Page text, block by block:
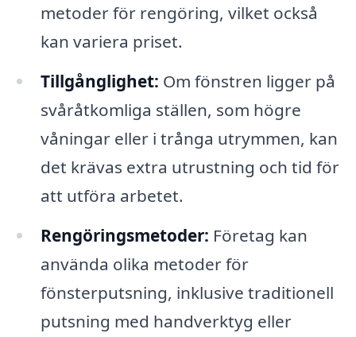
metoder för rengöring, vilket också
kan variera priset.
Tillgånglighet: Om fönstren ligger på
svåråtkomliga ställen, som högre
våningar eller i trånga utrymmen, kan
det krävas extra utrustning och tid för
att utföra arbetet.
Rengöringsmetoder: Företag kan
använda olika metoder för
fönsterputsning, inklusive traditionell
putsning med handverktyg eller